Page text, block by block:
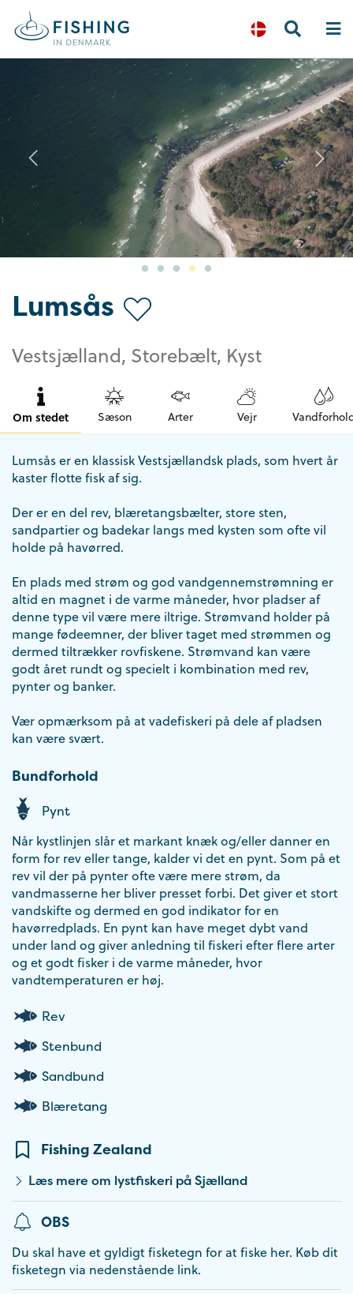
Previous
Lumsås
Vestsjælland, Storebælt, Kyst
Om stedet Sæson Arter Vejr
Lumsås er en klassisk Vestsjællandsk plads, som hvert år
kaster flotte fisk af sig.
Der er en del rev, blæretangsbælter, store sten,
sandpartier og badekar langs med kysten som ofte vil
holde på havørred.
En plads med strøm og god vandgennemstrømning er
altid en magnet i de varme måneder, hvor pladser af
denne type vil være mere iltrige. Strømvand holder på
mange fødeemner, der bliver taget med strømmen og
dermed tiltrækker rovfiskene. Strømvand kan være
godt året rundt og specielt i kombination med rev,
pynter og banker.
Vær opmærksom på at vadefiskeri på dele af pladsen
kan være svært.
Bundforhold
Pynt
Når kystlinjen slår et markant knæk og/eller danner en
form for rev eller tange, kalder vi det en pynt. Som på et
rev vil der på pynter ofte være mere strøm, da
vandmasserne her bliver presset forbi. Det giver et stort
vandskifte og dermed en god indikator for en
havørredplads. En pynt kan have meget dybt vand
under land og giver anledning til fiskeri efter flere arter
og et godt fisker i de varme måneder, hvor
vandtemperaturen er høj.
Rev
Stenbund
Sandbund
Blæretang
Fishing Zealand
Læs mere om lystfiskeri på Sjælland
OBS
Du skal have et gyldigt fisketegn for at fiske her. Køb dit
fisketegn via nedenstående link.